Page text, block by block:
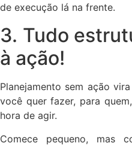
de execução lá na frente.
3. Tudo
à ação!
Planejamento sem ação
você quer fazer, para
hora de agir.
Comece pequeno, mas